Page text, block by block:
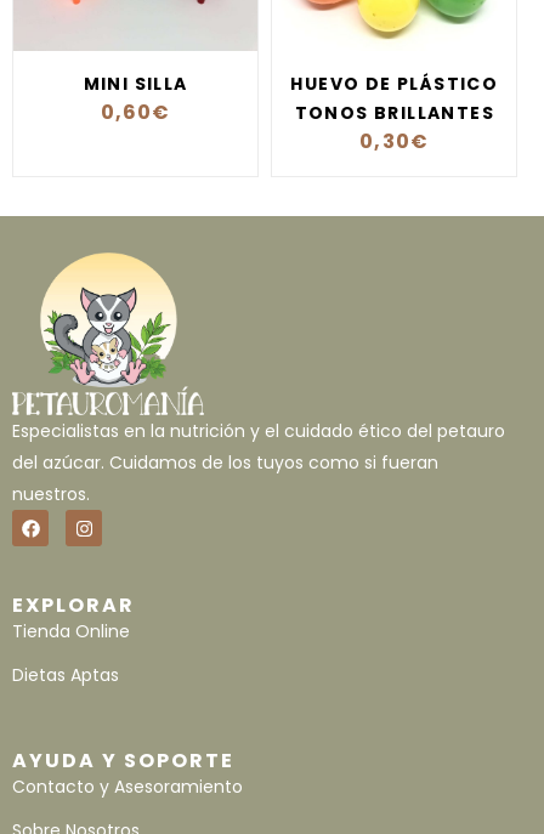
MINI SILLA
0,60€
HUEVO DE PLÁSTICO
TONOS BRILLANTES
0,30€
Especialistas en la nutrición y el cuidado ético del petauro
del azúcar. Cuidamos de los tuyos como si fueran
nuestros.
EXPLORAR
Tienda Online
Dietas Aptas
AYUDA Y SOPORTE
Contacto y Asesoramiento